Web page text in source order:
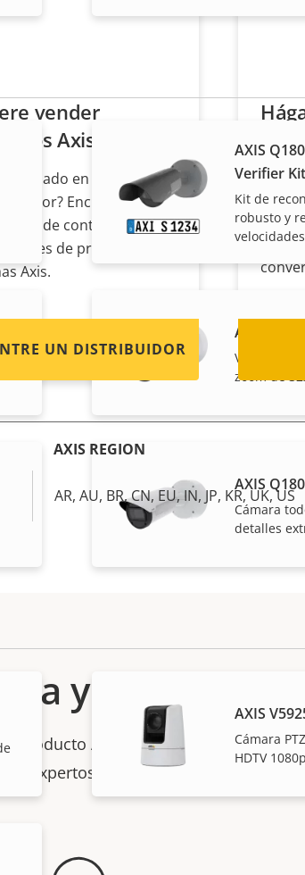
AXIS
Verifier Kit
Kit de
robusto y
velocidades
AXIS
Vigilancia
zoom de 32x
AXIS
Cámara
detalles
AXIS
Cámara
HDTV 1080p
vender
Axis?
en convertirse
Encuentre
de contacto de
de productos y
Axis.
UN DISTRIBUIDOR
¿Es
socios
del
AXIS REGION
AR, AU, BR, CN, EU, IN, JP, KR, UK, US
y recursos
producto Axis, software o ayuda de
expertos?